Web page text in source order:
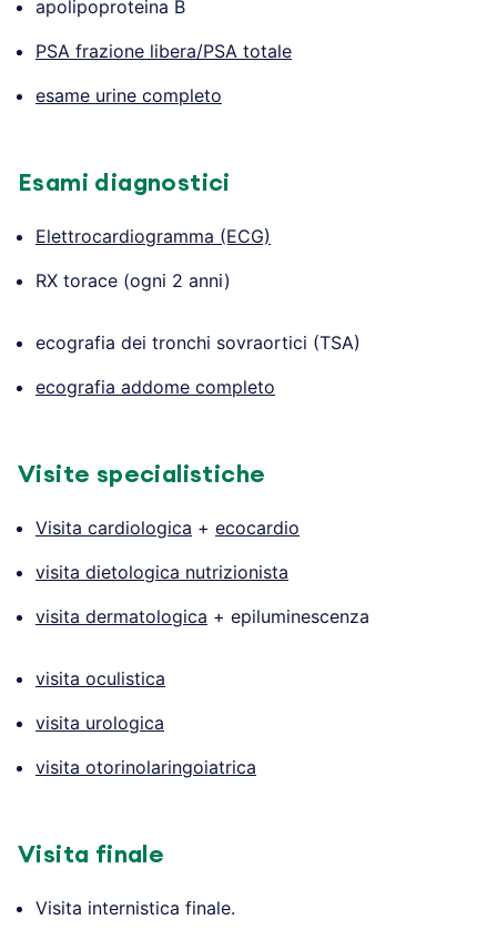
apolipoproteina B
PSA frazione libera/PSA totale
esame urine completo
Esami diagnostici
Elettrocardiogramma (ECG)
RX torace (ogni 2 anni)
ecografia dei tronchi sovraortici (TSA)
ecografia addome completo
Visite specialistiche
Visita cardiologica + ecocardio
visita dietologica nutrizionista
visita dermatologica + epiluminescenza
visita oculistica
visita urologica
visita otorinolaringoiatrica
Visita finale
Visita internistica finale.